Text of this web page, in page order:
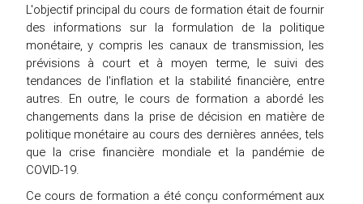
L'objectif principal du cours de formation était de fournir
des informations sur la formulation de la politique
monétaire, y compris les canaux de transmission, les
prévisions à court et à moyen terme, le suivi des
tendances de l'inflation et la stabilité financière, entre
autres. En outre, le cours de formation a abordé les
changements dans la prise de décision en matière de
politique monétaire au cours des dernières années, tels
que la crise financière mondiale et la pandémie de
COVID-19.
Ce cours de formation a été conçu conformément aux